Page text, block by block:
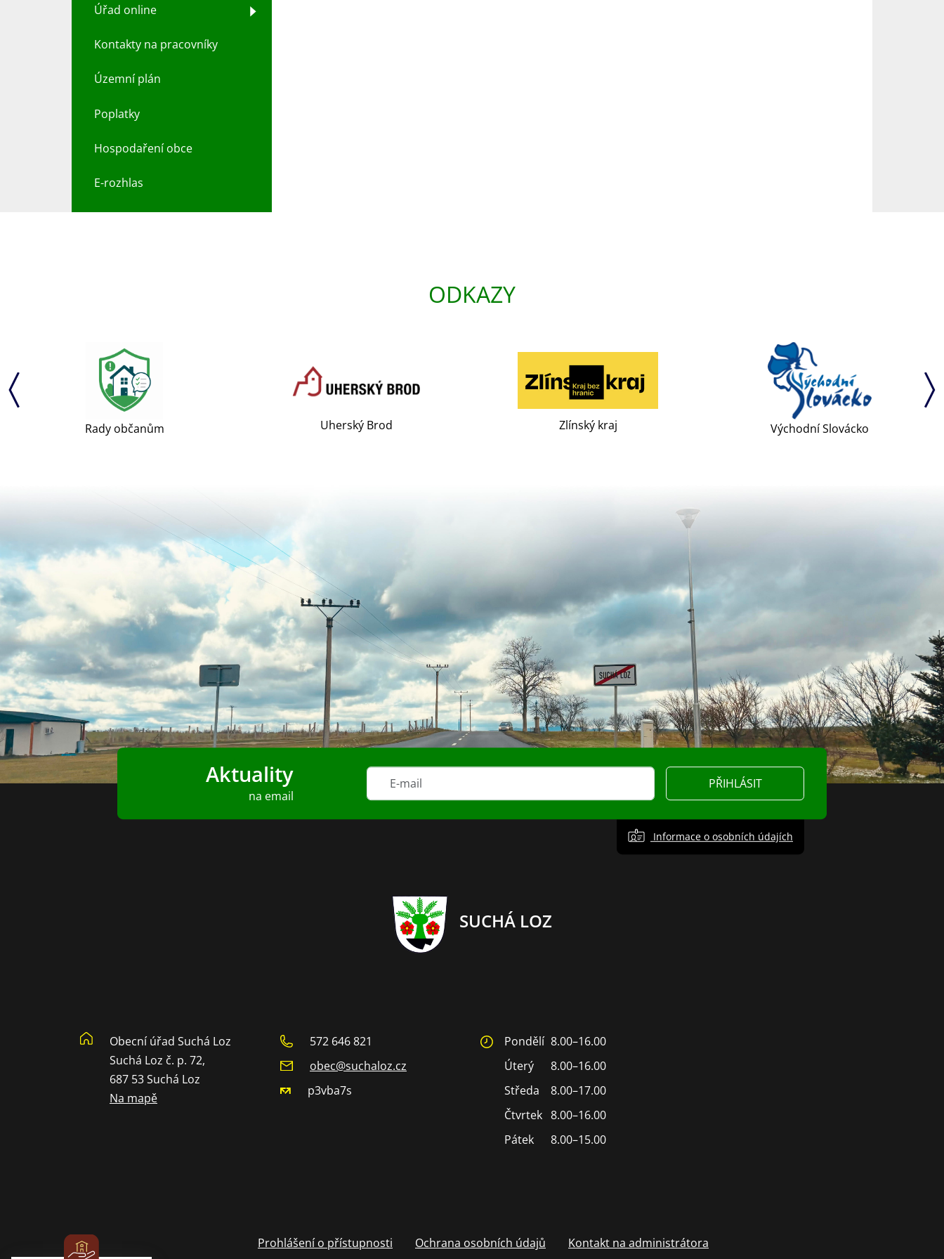
Úřad online
Kontakty na pracovníky
Územní plán
Poplatky
Hospodaření obce
E-rozhlas
ODKAZY
Rady občanům Uherský Brod Zlínský kraj Východní Slovácko
Aktuality
na email
PŘIHLÁSIT
Informace o osobních údajích
SUCHÁ LOZ
Obecní úřad Suchá Loz
Suchá Loz č. p. 72,
687 53 Suchá Loz
Na mapě
572 646 821
obec@suchaloz.cz
p3vba7s
Pondělí 8.00–16.00
Úterý
8.00–16.00
Středa
8.00–17.00
Čtvrtek 8.00–16.00
Pátek
8.00–15.00
Prohlášení o přístupnosti Ochrana osobních údajů Kontakt na administrátora